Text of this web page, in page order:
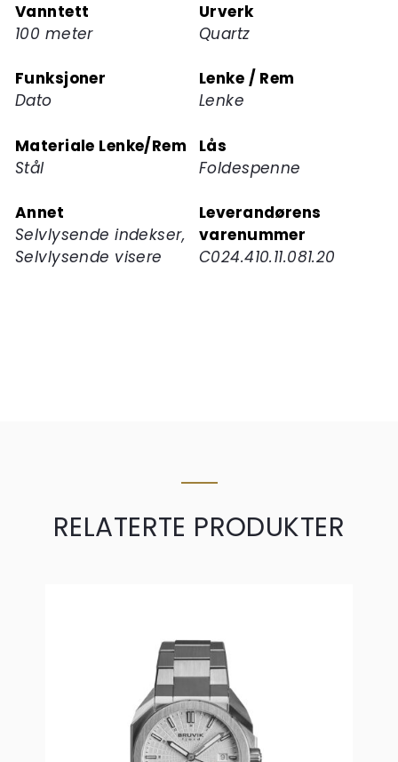
Vanntett
100 meter
Urverk
Quartz
Funksjoner
Dato
Lenke / Rem
Lenke
Materiale Lenke/Rem
Stål
Lås
Foldespenne
Annet
Selvlysende indekser,
Selvlysende visere
Leverandørens
varenummer
C024.410.11.081.20
RELATERTE PRODUKTER